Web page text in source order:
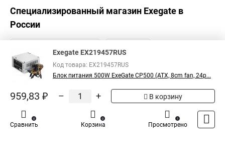
Специализированный магазин Exegate в
России
Exegate EX219457RUS
Код товара: EX219457RUS
Блок питания 500W ExeGate CP500 (ATX, 8cm fan, 24p...
959,83 ₽ – + В корзину
Сравнить
0
Корзина
0
Просмотрено
1